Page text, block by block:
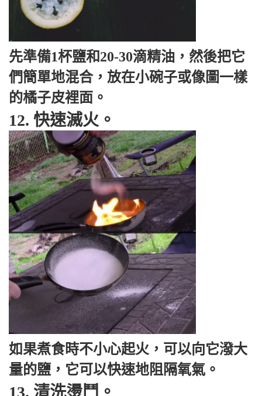
先準備1杯鹽和20-30滴精油，然後把它
們簡單地混合，放在小碗子或像圖一樣
的橘子皮裡面。
12. 快速滅火。
如果煮食時不小心起火，可以向它潑大
量的鹽，它可以快速地阻隔氧氣。
13. 清洗燙鬥。